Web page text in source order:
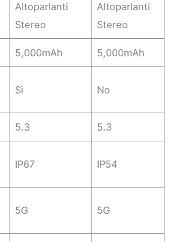
Altoparlanti
Stereo
Altoparlanti
Stereo
5,000mAh 5,000mAh
Sì No
5.3 5.3
IP67 IP54
5G 5G